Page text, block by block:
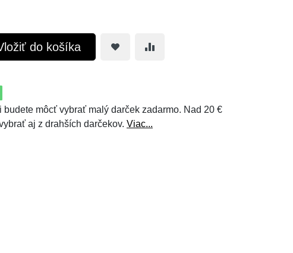
do košíka
budete môcť vybrať malý darček zadarmo. Nad 20 €
aj z drahších darčekov. Viac...